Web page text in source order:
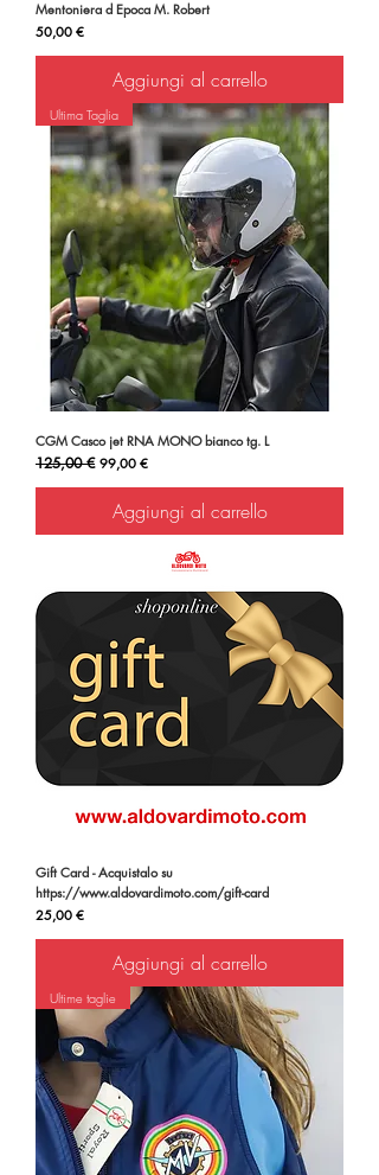
Mentoniera d Epoca M. Robert
Prezzo
50,00 €
Aggiungi al carrello
Ultima Taglia
CGM Casco jet RNA MONO bianco tg. L
Prezzo regolare
125,00 € Prezzo scontato
99,00 €
Aggiungi al carrello
Gift Card - Acquistalo su
https://www.aldovardimoto.com/gift-card
Prezzo
25,00 €
Aggiungi al carrello
Ultime taglie